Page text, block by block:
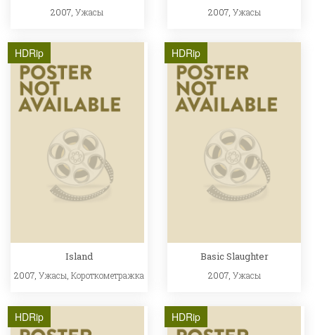
2007,Ужасы 2007, Ужасы
HDRip
Island
2007, Ужасы, Короткометражка
HDRip
Basic Slaughter
2007, Ужасы
HDRip HDRip